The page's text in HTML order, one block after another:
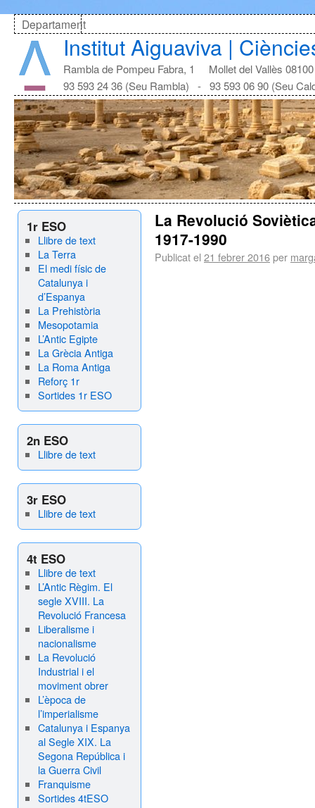
Departament
Institut Aiguaviva |
Rambla de Pompeu Fabra, 1 Mollet del Vallès 08100
93 593 24 36 (Seu Rambla) - 93 593 06 90 (Seu
1r ESO
Llibre de text
La Terra
El medi físic de
Catalunya i
d’Espanya
La Prehistòria
Mesopotamia
L’Antic Egipte
La Grècia Antiga
La Roma Antiga
Reforç 1r
Sortides 1r ESO
2n ESO
Llibre de text
3r ESO
Llibre de text
4t ESO
Llibre de text
L’Antic Règim. El
segle XVIII. La
Revolució Francesa
Liberalisme i
nacionalisme
La Revolució
Industrial i el
moviment obrer
L’època de
l’imperialisme
Catalunya i Espanya
al Segle XIX. La
Segona República i
la Guerra Civil
Franquisme
Sortides 4tESO
La Revolució
1917-1990
Publicat el 21 febrer 2016per